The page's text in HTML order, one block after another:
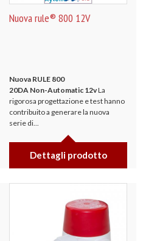
Nuova rule® 800 12V
Nuova RULE 800
20DA Non-Automatic 12vLa
rigorosa progettazione e test hanno
contribuito a generare la nuova
serie di...
Dettagli prodotto